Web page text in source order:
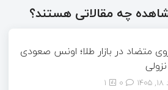
چه مقالاتی هستند؟
متضاد در بازار طلا؛ اونس صعودی
1